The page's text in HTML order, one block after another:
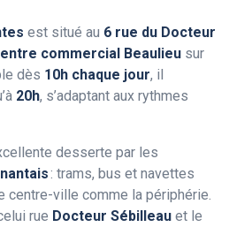
est situé au 6 rue du Docteur
commercial Beaulieu sur
dès 10h chaque jour, il
20h, s’adaptant aux rythmes
desserte par les
: trams, bus et navettes
centre-ville comme la périphérie.
rue Docteur Sébilleau et le